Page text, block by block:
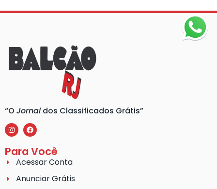
“O Jornaldos Classificados Grátis”
Para Você
Acessar Conta
Anunciar Grátis